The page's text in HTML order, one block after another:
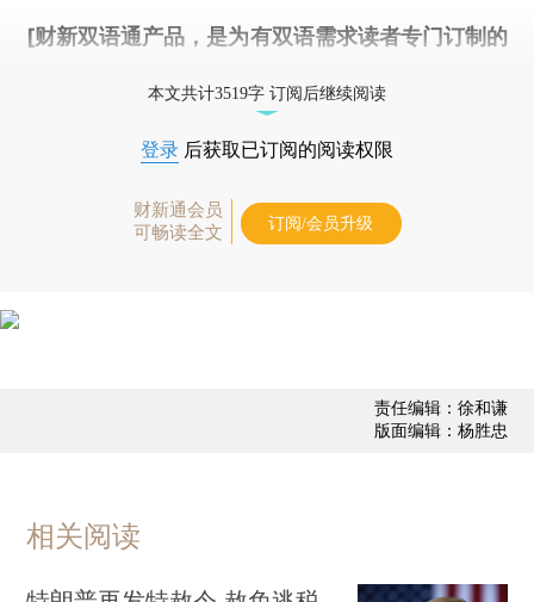
[财新双语通产品，是为有双语需求读者专门订制的
本文共计3519字 订阅后继续阅读
登录 后获取已订阅的阅读权限
财新通会员
可畅读全文
订阅/会员升级
责任编辑：徐和谦
版面编辑：杨胜忠
相关阅读